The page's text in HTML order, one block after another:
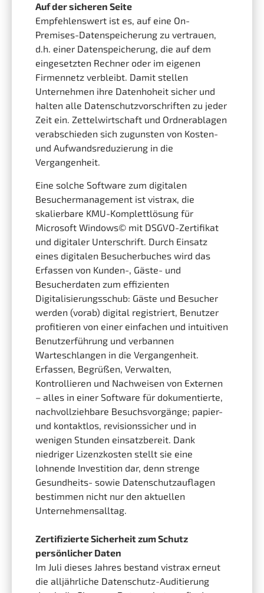
Auf der sicheren Seite
Empfehlenswert ist es, auf eine On-
Premises-Datenspeicherung zu vertrauen,
d.h. einer Datenspeicherung, die auf dem
eingesetzten Rechner oder im eigenen
Firmennetz verbleibt. Damit stellen
Unternehmen ihre Datenhoheit sicher und
halten alle Datenschutzvorschriften zu jeder
Zeit ein. Zettelwirtschaft und Ordnerablagen
verabschieden sich zugunsten von Kosten-
und Aufwandsreduzierung in die
Vergangenheit.
Eine solche Software zum digitalen
Besuchermanagement ist vistrax, die
skalierbare KMU-Komplettlösung für
Microsoft Windows© mit DSGVO-Zertifikat
und digitaler Unterschrift. Durch Einsatz
eines digitalen Besucherbuches wird das
Erfassen von Kunden-, Gäste- und
Besucherdaten zum effizienten
Digitalisierungsschub: Gäste und Besucher
werden (vorab) digital registriert, Benutzer
profitieren von einer einfachen und intuitiven
Benutzerführung und verbannen
Warteschlangen in die Vergangenheit.
Erfassen, Begrüßen, Verwalten,
Kontrollieren und Nachweisen von Externen
– alles in einer Software für dokumentierte,
nachvollziehbare Besuchsvorgänge; papier-
und kontaktlos, revisionssicher und in
wenigen Stunden einsatzbereit. Dank
niedriger Lizenzkosten stellt sie eine
lohnende Investition dar, denn strenge
Gesundheits- sowie Datenschutzauflagen
bestimmen nicht nur den aktuellen
Unternehmensalltag.
Zertifizierte Sicherheit zum Schutz
persönlicher Daten
Im Juli dieses Jahres bestand vistrax erneut
die alljährliche Datenschutz-Auditierung